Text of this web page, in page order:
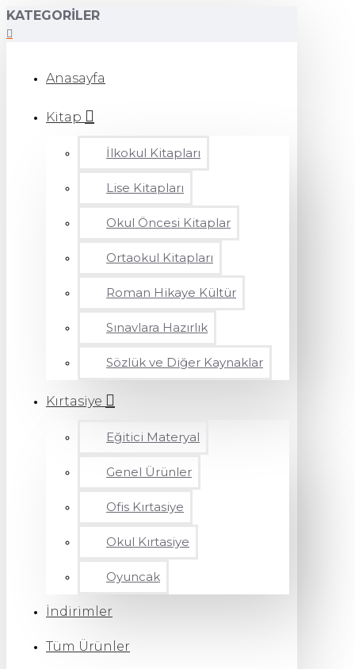
KATEGORILER
Anasayfa
Kitap
İlkokul Kitapları
Lise Kitapları
Okul Öncesi Kitaplar
Ortaokul Kitapları
Roman Hikaye Kültür
Sınavlara Hazırlık
Sözlük ve Diğer Kaynaklar
Kırtasiye
Eğitici Materyal
Genel Ürünler
Ofis Kırtasiye
Okul Kırtasiye
Oyuncak
İndirimler
Tüm Ürünler